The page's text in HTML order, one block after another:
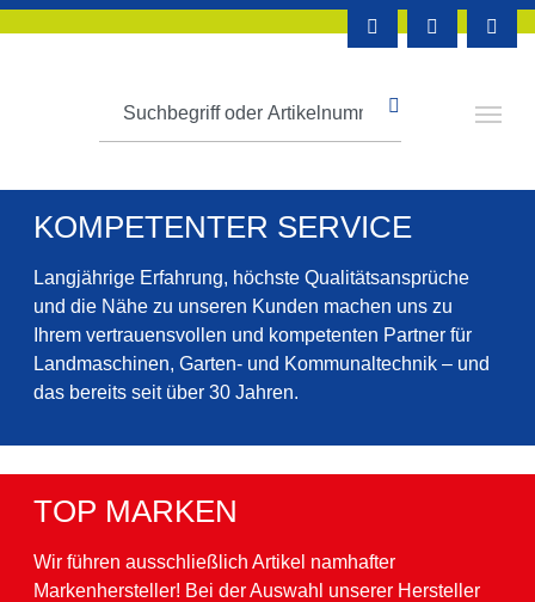
KOMPETENTER SERVICE
Langjährige Erfahrung, höchste Qualitätsansprüche
und die Nähe zu unseren Kunden machen uns zu
Ihrem vertrauensvollen und kompetenten Partner für
Landmaschinen, Garten- und Kommunaltechnik – und
das bereits seit über 30 Jahren.
TOP MARKEN
Wir führen ausschließlich Artikel namhafter
Markenhersteller! Bei der Auswahl unserer Hersteller